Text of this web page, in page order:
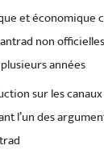
et économique
non
années
sur les
l’un des